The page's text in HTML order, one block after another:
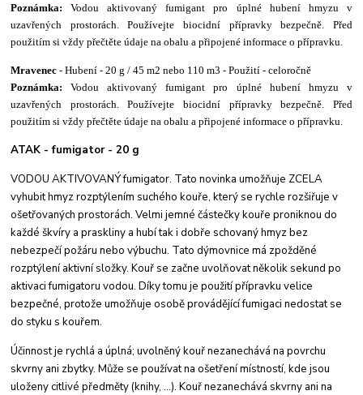
Poznámka: Vodou aktivovaný fumigant pro úplné hubení hmyzu v
uzavřených prostorách. Používejte biocidní přípravky bezpečně. Před
použitím si vždy přečtěte údaje na obalu a připojené informace o přípravku.
Mravenec - Hubení - 20 g / 45 m2 nebo 110 m3 - Použití - celoročně
Poznámka: Vodou aktivovaný fumigant pro úplné hubení hmyzu v
uzavřených prostorách. Používejte biocidní přípravky bezpečně. Před
použitím si vždy přečtěte údaje na obalu a připojené informace o přípravku.
ATAK - fumigator - 20 g
VODOU AKTIVOVANÝ fumigator. Tato novinka umožňuje ZCELA
vyhubit hmyz rozptýlením suchého kouře, který se rychle rozšiřuje v
ošetřovaných prostorách. Velmi jemné částečky kouře proniknou do
každé škvíry a praskliny a hubí tak i dobře schovaný hmyz bez
nebezpečí požáru nebo výbuchu. Tato dýmovnice má zpožděné
rozptýlení aktivní složky. Kouř se začne uvolňovat několik sekund po
aktivaci fumigatoru vodou. Díky tomu je použití přípravku velice
bezpečné, protože umožňuje osobě provádějící fumigaci nedostat se
do styku s kouřem.
Účinnost je rychlá a úplná; uvolněný kouř nezanechává na povrchu
skvrny ani zbytky. Může se používat na ošetření místností, kde jsou
uloženy citlivé předměty (knihy, ...). Kouř nezanechává skvrny ani na